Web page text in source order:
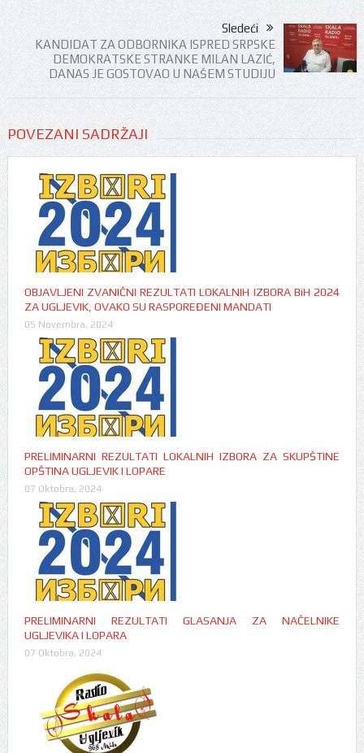
Sledeći
KANDIDAT ZA ODBORNIKA ISPRED SRPSKE
DEMOKRATSKE STRANKE MILAN LAZIĆ,
DANAS JE GOSTOVAO U NAŠEM STUDIJU
POVEZANI SADRŽAJI
OBJAVLJENI ZVANIČNI REZULTATI LOKALNIH IZBORA BiH 2024
ZA UGLJEVIK, OVAKO SU RASPOREĐENI MANDATI
05 Novembra, 2024
PRELIMINARNI REZULTATI LOKALNIH IZBORA ZA SKUPŠTINE
OPŠTINA UGLJEVIK I LOPARE
07 Oktobra, 2024
PRELIMINARNI REZULTATI GLASANJA ZA NAČELNIKE
UGLJEVIKA I LOPARA
07 Oktobra, 2024